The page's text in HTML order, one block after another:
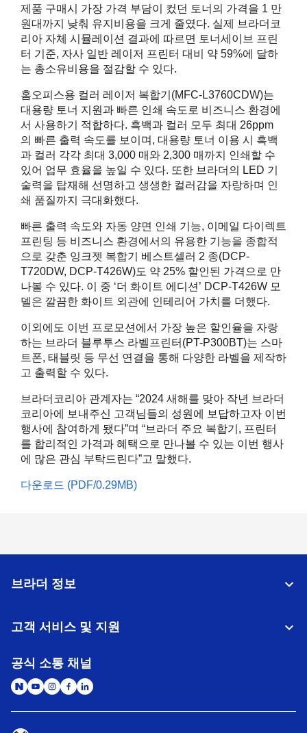
제품 구매시 가장 가격 부담이 컸던 토너의 가격을 1 만
원대까지 낮춰 유지비용을 크게 줄였다. 실제 브라더코
리아 자체 시뮬레이션 결과에 따르면 토너세이브 프린
터 기준, 자사 일반 레이저 프린터 대비 약 59%에 달하
는 총소유비용을 절감할 수 있다.
홈오피스용 컬러 레이저 복합기(MFC-L3760CDW)는
대용량 토너 지원과 빠른 인쇄 속도로 비즈니스 환경에
서 사용하기 적합하다. 흑백과 컬러 모두 최대 26ppm
의 빠른 출력 속도를 보이며, 대용량 토너 이용 시 흑백
과 컬러 각각 최대 3,000 매와 2,300 매까지 인쇄할 수
있어 업무 효율을 높일 수 있다. 또한 브라더의 LED 기
술력을 탑재해 선명하고 생생한 컬러감을 자랑하며 인
쇄 품질까지 극대화했다.
빠른 출력 속도와 자동 양면 인쇄 기능, 이메일 다이렉트
프린팅 등 비즈니스 환경에서의 유용한 기능을 종합적
으로 갖춘 잉크젯 복합기 베스트셀러 2 종(DCP-
T720DW, DCP-T426W)도 약 25% 할인된 가격으로 만
나볼 수 있다. 이 중 ‘더 화이트 에디션’ DCP-T426W 모
델은 깔끔한 화이트 외관에 인테리어 가치를 더했다.
이외에도 이번 프로모션에서 가장 높은 할인율을 자랑
하는 브라더 블루투스 라벨프린터(PT-P300BT)는 스마
트폰, 태블릿 등 무선 연결을 통해 다양한 라벨을 제작하
고 출력할 수 있다.
브라더코리아 관계자는 “2024 새해를 맞아 작년 브라더
코리아에 보내주신 고객님들의 성원에 보답하고자 이번
행사에 참여하게 됐다”며 “브라더 주요 복합기, 프린터
를 합리적인 가격과 혜택으로 만나볼 수 있는 이번 행사
에 많은 관심 부탁드린다”고 말했다.
다운로드 (PDF/0.29MB)
브라더 정보
고객 서비스 및 지원
공식 소통 채널